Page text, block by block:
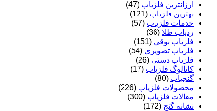
ارزانترین فلزیاب (47)
بهترین فلزیاب (121)
خدمات فلزیاب (57)
ردیاب طلا (36)
فلزیاب بوقی (151)
فلزیاب تصویری (54)
فلزیاب دستی (26)
کاتالوگ فلزیاب (17)
گنجیاب (80)
محصولات فلزیاب (226)
مقالات فلزیاب (300)
نشانه گنج (172)